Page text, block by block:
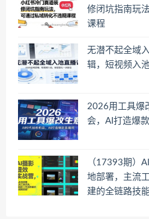
修闭坑指南玩
课程
无潜不起全域
辑，短视频入
2026用工具爆
会，AI打造爆
（17393期）
地部署，主流
建的全链路技